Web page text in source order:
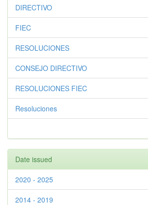
DIRECTIVO
FIEC
RESOLUCIONES
CONSEJO DIRECTIVO
RESOLUCIONES FIEC
Resoluciones
Date issued
2020 - 2025
2014 - 2019